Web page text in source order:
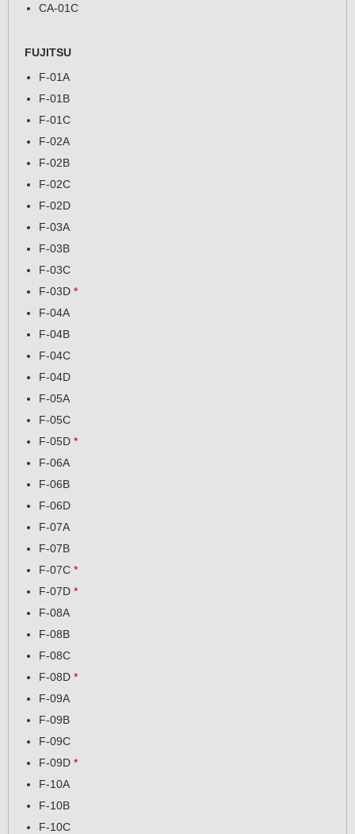
CA-01C
FUJITSU
F-01A
F-01B
F-01C
F-02A
F-02B
F-02C
F-02D
F-03A
F-03B
F-03C
F-03D *
F-04A
F-04B
F-04C
F-04D
F-05A
F-05C
F-05D *
F-06A
F-06B
F-06D
F-07A
F-07B
F-07C *
F-07D *
F-08A
F-08B
F-08C
F-08D *
F-09A
F-09B
F-09C
F-09D *
F-10A
F-10B
F-10C